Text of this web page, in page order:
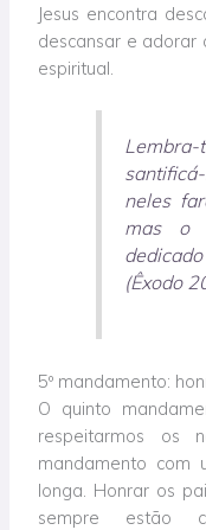
Jesus encontra
descansar e adorar
espiritual.
neles
mas o
(Êxodo
5º mandamento:
O quinto
respeitarmos os
mandamento com
longa. Honrar os
sempre estão